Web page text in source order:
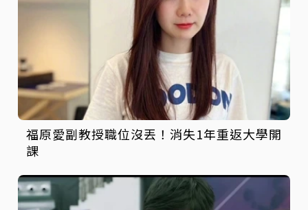
福原愛副教授職位沒丟！消失1年重返大學開
課